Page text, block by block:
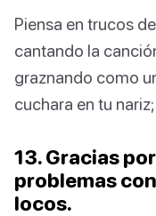
Piensa en trucos
cantando la
graznando como
cuchara en tu
13. Gracias
problemas
locos.